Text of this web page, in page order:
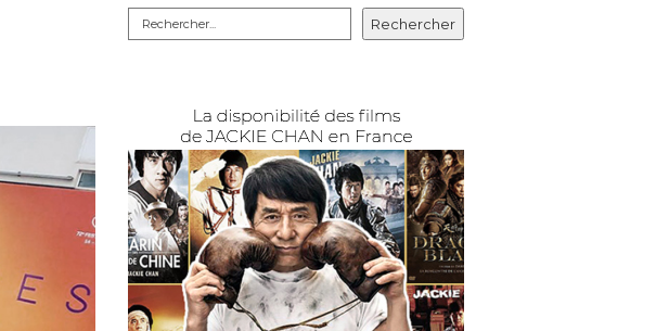
Rechercher
Rechercher